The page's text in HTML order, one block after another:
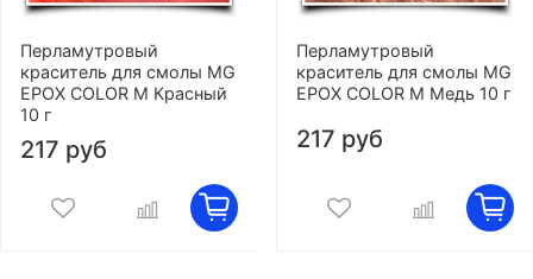
Перламутровый
краситель для смолы MG
EPOX COLOR M Красный
10 г
217 руб
Перламутровый
краситель для смолы MG
EPOX COLOR M Медь 10 г
217 руб